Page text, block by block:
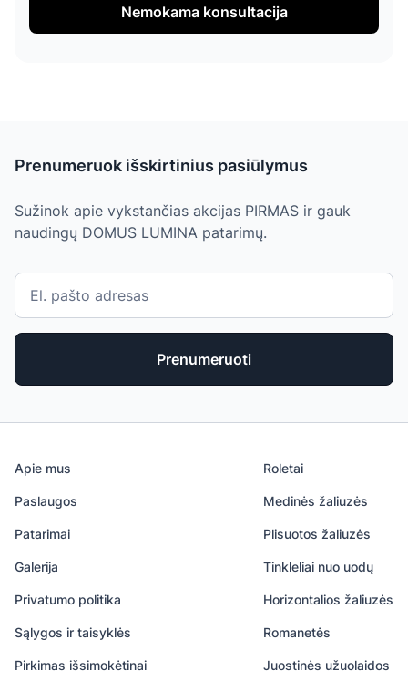
Nemokama konsultacija
Prenumeruok išskirtinius pasiūlymus
Sužinok apie vykstančias akcijas PIRMAS ir gauk
naudingų DOMUS LUMINA patarimų.
Prenumeruoti
Apie mus
Paslaugos
Patarimai
Galerija
Privatumo politika
Sąlygos ir taisyklės
Pirkimas išsimokėtinai
Roletai
Medinės žaliuzės
Plisuotos žaliuzės
Tinkleliai nuo uodų
Horizontalios žaliuzės
Romanetės
Juostinės užuolaidos